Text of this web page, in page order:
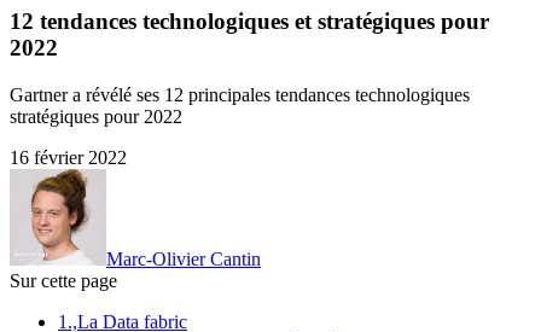
12 tendances technologiques et stratégiques pour
2022
Gartner a révélé ses 12 principales tendances technologiques
stratégiques pour 2022
16 février 2022
Marc-Olivier Cantin
Sur cette page
1.,La Data fabric